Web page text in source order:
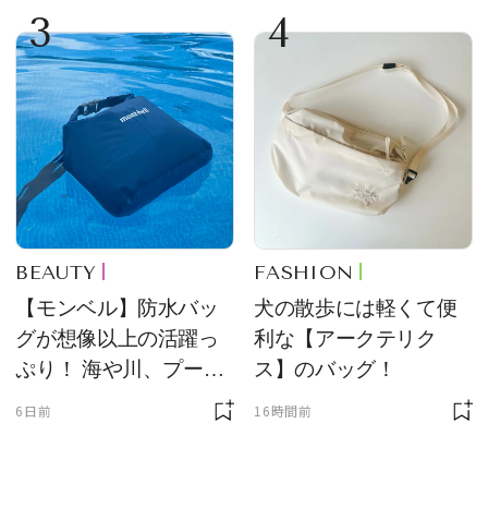
3
BEAUTY
【モンベル】防水バッ
グが想像以上の活躍っ
ぷり！ 海や川、プール
6日前
4
FASHION
犬の散歩には軽くて便
利な【アークテリク
ス】のバッグ！
16時間前